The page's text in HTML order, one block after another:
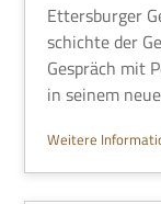
Etters­bur­ger
schichte der
Gespräch mit
in sei­nem
Wei­tere